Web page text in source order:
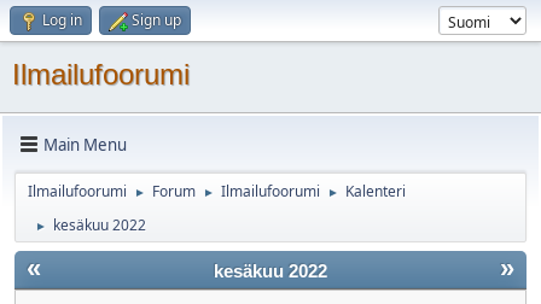
Log in Sign up
Ilmailufoorumi
Main Menu
Ilmailufoorumi ► Forum ► Ilmailufoorumi ► Kalenteri
► kesäkuu 2022
« »
kesäkuu 2022